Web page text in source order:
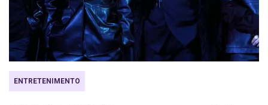
ENTRETENIMENTO